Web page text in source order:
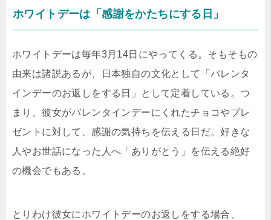
ホワイトデーは「感謝をかたちにする日」
ホワイトデーは毎年3月14日にやってくる。そもそもの
由来は諸説あるが、日本独自の文化として「バレンタ
インデーのお返しをする日」として定着している。つ
まり、彼女がバレンタインデーにくれたチョコやプレ
ゼントに対して、感謝の気持ちを伝える日だ。好きな
人やお世話になった人へ「ありがとう」を伝える絶好
の機会でもある。
とりわけ彼女にホワイトデーのお返しをする場合、